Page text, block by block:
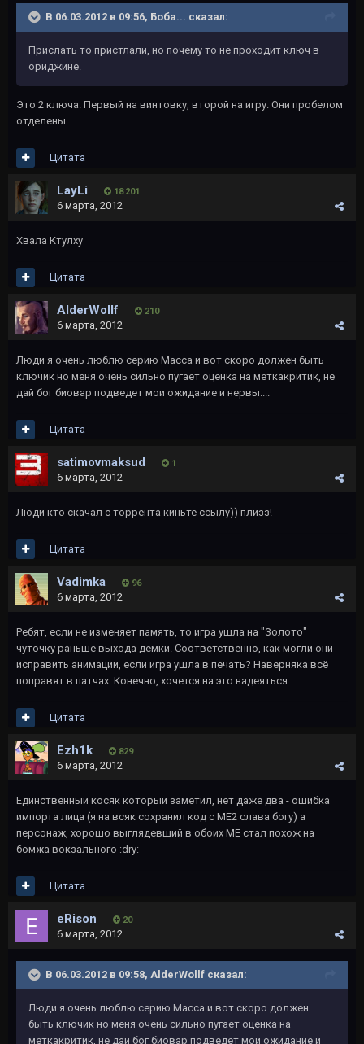
В 06.03.2012 в 09:56, Боба... сказал:
Прислать то пристлали, но почему то не проходит ключ в
ориджине.
Это 2 ключа. Первый на винтовку, второй на игру. Они пробелом
отделены.
Цитата
LayLi 18 201
6 марта, 2012
Хвала Ктулху
Цитата
AlderWollf 210
6 марта, 2012
Люди я очень люблю серию Масса и вот скоро должен быть
ключик но меня очень сильно пугает оценка на меткакритик, не
дай бог биовар подведет мои ожидание и нервы....
Цитата
satimovmaksud 1
6 марта, 2012
Люди кто скачал с торрента киньте ссылу)) плизз!
Цитата
Vadimka 96
6 марта, 2012
Ребят, если не изменяет память, то игра ушла на "Золото"
чуточку раньше выхода демки. Соответственно, как могли они
исправить анимации, если игра ушла в печать? Наверняка всё
поправят в патчах. Конечно, хочется на это надеяться.
Цитата
Ezh1k 829
6 марта, 2012
Единственный косяк который заметил, нет даже два - ошибка
импорта лица (я на всяк сохранил код с ME2 слава богу) а
персонаж, хорошо выглядевший в обоих ME стал похож на
бомжа вокзального :dry:
Цитата
eRison 20
6 марта, 2012
В 06.03.2012 в 09:58, AlderWollf сказал:
Люди я очень люблю серию Масса и вот скоро должен
быть ключик но меня очень сильно пугает оценка на
меткакритик, не дай бог биовар подведет мои ожидание и